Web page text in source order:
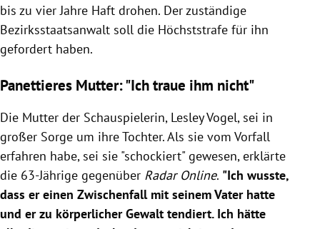
bis zu vier Jahre Haft drohen. Der zuständige
Bezirksstaatsanwalt soll die Höchststrafe für ihn
gefordert haben.
Panettieres Mutter: "Ich traue ihm nicht"
Die Mutter der Schauspielerin, Lesley Vogel, sei in
großer Sorge um ihre Tochter. Als sie vom Vorfall
erfahren habe, sei sie "schockiert" gewesen, erklärte
die 63-Jährige gegenüber Radar Online. "Ich wusste,
dass er einen Zwischenfall mit seinem Vater hatte
und er zu körperlicher Gewalt tendiert. Ich hätte